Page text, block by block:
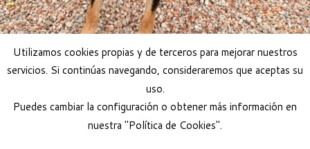
Utilizamos cookies propias y de terceros para mejorar nuestros
servicios. Si continúas navegando, consideraremos que aceptas su
uso.
Puedes cambiar la configuración o obtener más información en
nuestra "Política de Cookies".